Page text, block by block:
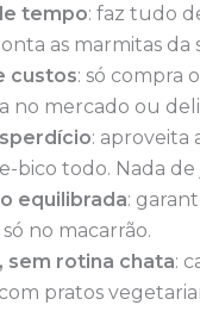
tempo: faz tudo
as marmitas da
custos: só compra
no mercado ou
: aproveita
bico todo. Nada
equilibrada:
no macarrão.
sem rotina chata:
pratos